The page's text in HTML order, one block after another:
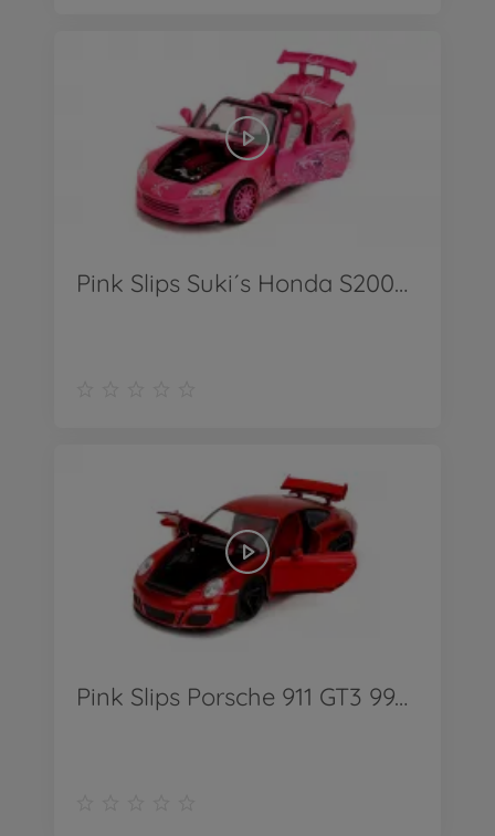
Pink Slips Suki´s Honda S2000 1:24
Pink Slips Porsche 911 GT3 997 1:24 - Produkt Video